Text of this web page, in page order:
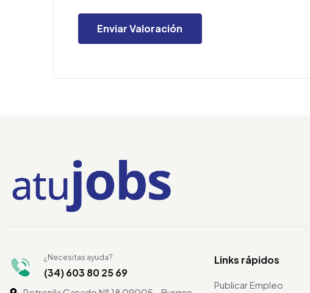
¿Necesitas ayuda?
(34) 603 80 25 69
Links rápidos
Publicar Empleo